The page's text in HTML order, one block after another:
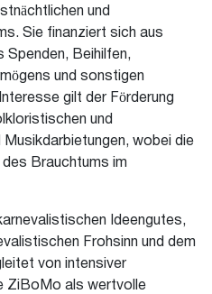
und
Sie finanziert sich aus
Spenden, Beihilfen,
und sonstigen
gilt der Förderung
und
wobei die
Brauchtums im
Ideengutes,
Frohsinn und dem
von intensiver
ZiBoMo als wertvolle